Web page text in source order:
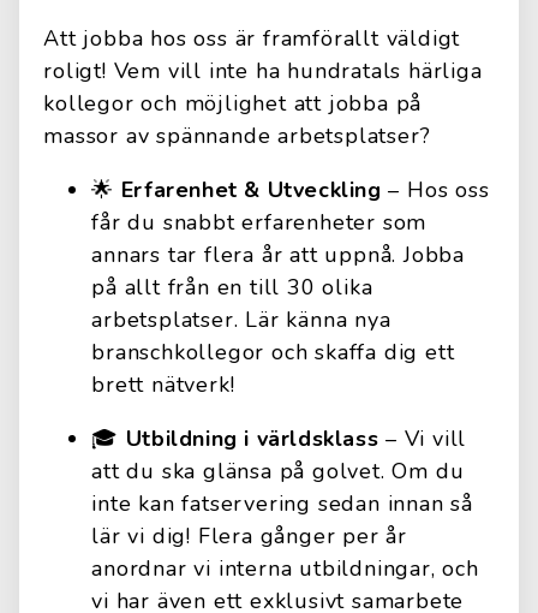
Att jobba hos oss är framförallt väldigt
roligt! Vem vill inte ha hundratals härliga
kollegor och möjlighet att jobba på
massor av spännande arbetsplatser?
🌟 Erfarenhet & Utveckling – Hos oss
får du snabbt erfarenheter som
annars tar flera år att uppnå. Jobba
på allt från en till 30 olika
arbetsplatser. Lär känna nya
branschkollegor och skaffa dig ett
brett nätverk!
🎓 Utbildning i världsklass – Vi vill
att du ska glänsa på golvet. Om du
inte kan fatservering sedan innan så
lär vi dig! Flera gånger per år
anordnar vi interna utbildningar, och
vi har även ett exklusivt samarbete